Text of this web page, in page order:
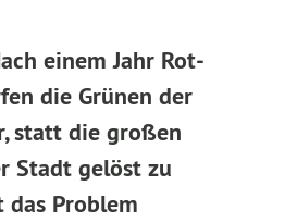
einem Jahr Rot-
die Grünen der
statt die großen
Stadt gelöst zu
das Problem